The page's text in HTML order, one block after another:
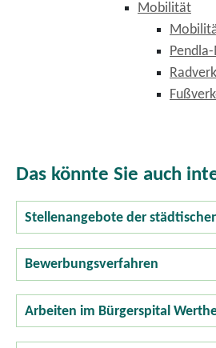
Mobilität
Das könnte Sie auch
Stellenangebote der
Bewerbungsverfahren
Arbeiten im Bürgerspital